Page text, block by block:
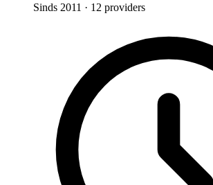
Sinds 2011 · 12 providers